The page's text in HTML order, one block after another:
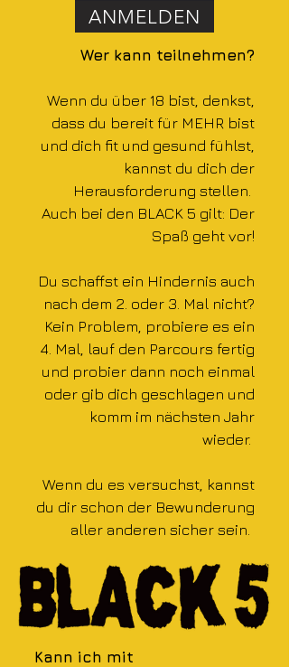
ANMELDEN
Wer kann teilnehmen?
Wenn du über 18 bist, denkst,
dass du ​ bereit für MEHR bist
und dich fit und gesund fühlst,
kannst du dich der
Herausforderung stellen.
Auch bei den BLACK 5 gilt: Der
Spaß geht vor!
Du schaffst ein Hindernis auch
nach dem 2. oder 3. Mal nicht?
Kein Problem, probiere es ein
4. Mal, lauf den Parcours fertig
und probier dann noch einmal
oder gib dich geschlagen und
komm im nächsten Jahr
wieder.
Wenn du es versuchst, kannst
du dir schon der Bewunderung
aller anderen sicher sein.
Kann ich mit